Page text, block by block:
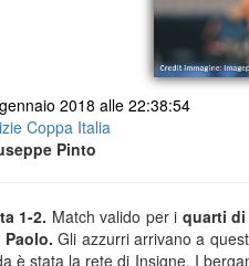
2018 alle 22:38:54
Coppa Italia
Pinto
1-2. Match valido per i quarti di
Paolo.Gli azzurri arrivano a
è stata la rete di Insigne. I